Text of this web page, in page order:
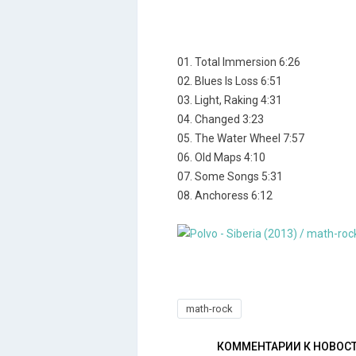
01. Total Immersion 6:26
02. Blues Is Loss 6:51
03. Light, Raking 4:31
04. Changed 3:23
05. The Water Wheel 7:57
06. Old Maps 4:10
07. Some Songs 5:31
08. Anchoress 6:12
math-rock
КОММЕНТАРИИ К